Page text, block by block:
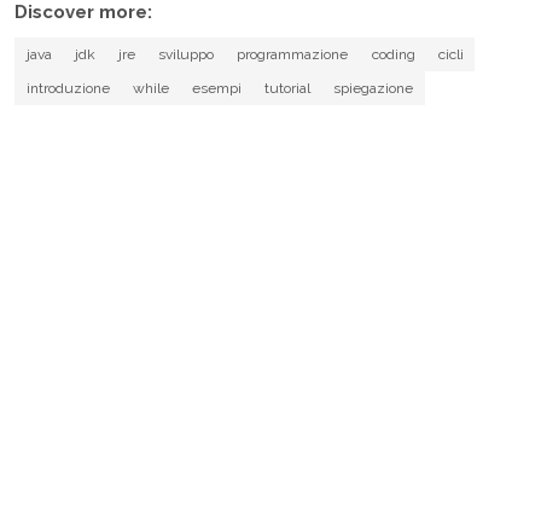
Discover more:
java jdk jre sviluppo programmazione coding
cicli
introduzione
while esempi tutorial spiegazione